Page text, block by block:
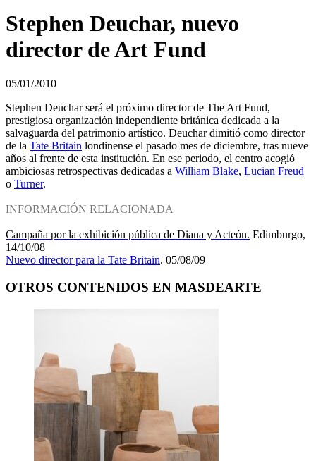
Stephen Deuchar, nuevo
director de Art Fund
05/01/2010
Stephen Deuchar será el próximo director de The Art Fund,
prestigiosa organización independiente británica dedicada a la
salvaguarda del patrimonio artístico. Deuchar dimitió como director
de la Tate Britain londinense el pasado mes de diciembre, tras nueve
años al frente de esta institución. En ese periodo, el centro acogió
ambiciosas retrospectivas dedicadas a William Blake, Lucian Freud
o Turner.
INFORMACIÓN RELACIONADA
Campaña por la exhibición pública de Diana y Acteón. Edimburgo,
14/10/08
Nuevo director para la Tate Britain. 05/08/09
OTROS CONTENIDOS EN MASDEARTE